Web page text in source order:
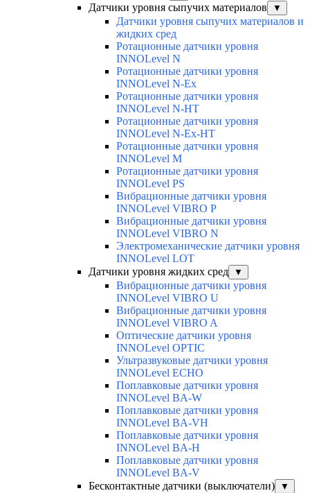
Датчики уровня сыпучих материалов ▼
Датчики уровня сыпучих материалов и
жидких сред
Ротационные датчики уровня
INNOLevel N
Ротационные датчики уровня
INNOLevel N-Ex
Ротационные датчики уровня
INNOLevel N-HT
Ротационные датчики уровня
INNOLevel N-Ex-HT
Ротационные датчики уровня
INNOLevel M
Ротационные датчики уровня
INNOLevel PS
Вибрационные датчики уровня
INNOLevel VIBRO P
Вибрационные датчики уровня
INNOLevel VIBRO N
Электромеханические датчики уровня
INNOLevel LOT
Датчики уровня жидких сред
▼
Вибрационные датчики уровня
INNOLevel VIBRO U
Вибрационные датчики уровня
INNOLevel VIBRO A
Оптические датчики уровня
INNOLevel OPTIC
Ультразвуковые датчики уровня
INNOLevel ECHO
Поплавковые датчики уровня
INNOLevel BA-W
Поплавковые датчики уровня
INNOLevel BA-VH
Поплавковые датчики уровня
INNOLevel BA-H
Поплавковые датчики уровня
INNOLevel BA-V
Бесконтактные датчики (выключатели)
▼